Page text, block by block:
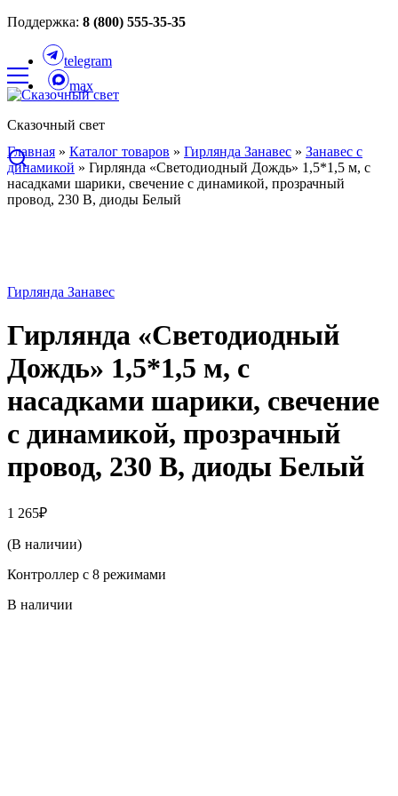
Поддержка: 8 (800) 555-35-35
telegram
max
Сказочный свет
Главная » Каталог товаров » Гирлянда Занавес » Занавес с
динамикой » Гирлянда «Светодиодный Дождь» 1,5*1,5 м, с
насадками шарики, свечение с динамикой, прозрачный
провод, 230 В, диоды Белый
Гирлянда Занавес
Гирлянда «Светодиодный
Дождь» 1,5*1,5 м, с
насадками шарики, свечение
с динамикой, прозрачный
провод, 230 В, диоды Белый
1 265₽
(В наличии)
Контроллер с 8 режимами
В наличии